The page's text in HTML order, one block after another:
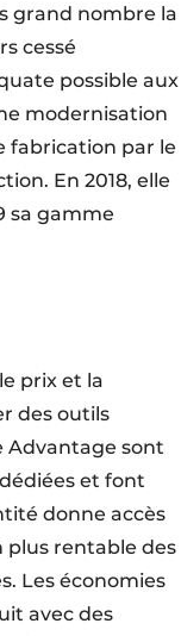
grand nombre la
cessé
possible aux
modernisation
fabrication par le
En 2018, elle
sa gamme
prix et la
des outils
Advantage sont
et font
donne accès
plus rentable des
Les économies
avec des